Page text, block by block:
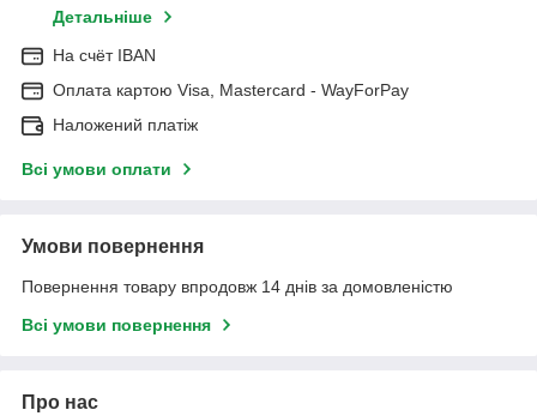
Детальніше
На cчёт IBAN
Оплата картою Visa, Mastercard - WayForPay
Наложений платіж
Всі умови оплати
Умови повернення
Повернення товару впродовж 14 днів за домовленістю
Всі умови повернення
Про нас